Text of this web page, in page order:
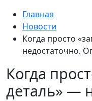
Главная
Новости
Когда просто
недостаточно.
Когда
деталь» —